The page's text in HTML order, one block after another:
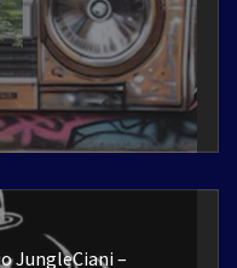
JungleCiani –